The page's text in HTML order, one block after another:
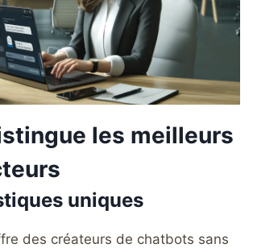
les meilleurs
uniques
des créateurs de chatbots sans